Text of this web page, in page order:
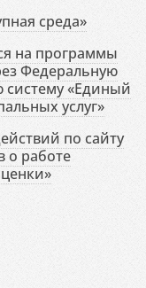
среда»
на программы
Федеральную
систему «Единый
услуг»
по сайту
о работе